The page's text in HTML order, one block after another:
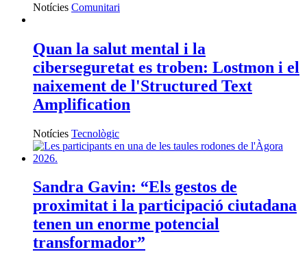
Notícies Comunitari
Quan la salut mental i la
ciberseguretat es troben: Lostmon i el
naixement de l'Structured Text
Amplification
Notícies Tecnològic
Sandra Gavin: “Els gestos de
proximitat i la participació ciutadana
tenen un enorme potencial
transformador”